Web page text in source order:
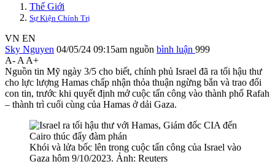
Thế Giới
Sự Kiện Chính Trị
VN EN
Sky Nguyen 04/05/24 09:15am nguồn bình luận 999
A- A A+
Nguồn tin Mỹ ngày 3/5 cho biết, chính phủ Israel đã ra tối hậu thư
cho lực lượng Hamas chấp nhận thỏa thuận ngừng bắn và trao đổi
con tin, trước khi quyết định mở cuộc tấn công vào thành phố Rafah
– thành trì cuối cùng của Hamas ở dải Gaza.
Khói và lửa bốc lên trong cuộc tấn công của Israel vào
Gaza hôm 9/10/2023. Ảnh: Reuters